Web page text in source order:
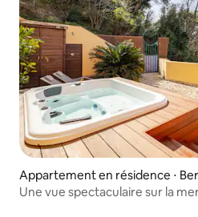
Appartement en résidence ⋅
Une vue spectaculaire sur la